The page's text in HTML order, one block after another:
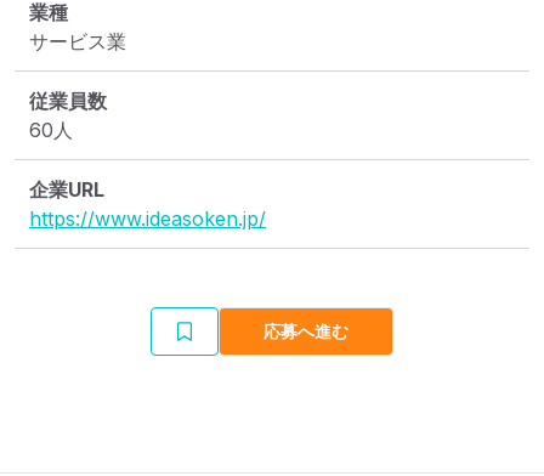
業種
サービス業
従業員数
60人
企業URL
https://www.ideasoken.jp/
応募へ進む